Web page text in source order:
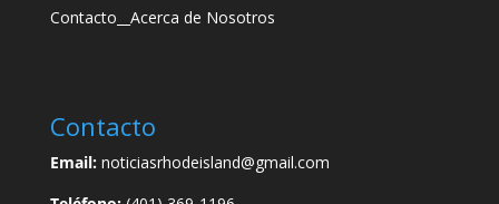
Contacto Acerca de Nosotros
Contacto
Email:noticiasrhodeisland@gmail.com